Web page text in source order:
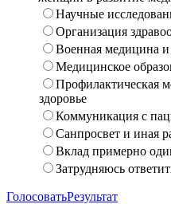
Научные
Организация
Военная медицина
Медицинское
Профилактическая
здоровье
Коммуникация с
Санпросвет и иная
Вклад примерно
Затрудняюсь
ГолосоватьРезультат